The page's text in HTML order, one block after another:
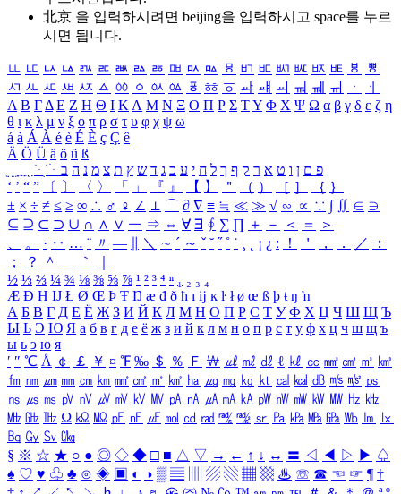
北京 을 입력하시려면 beijing을 입력하시고 space를 누르
시면 됩니다.
ㅥ ㅦ ㅧ ㅨ ㅩ ㅪ ㅫ ㅬ ㅭ ㅮ ㅯ ㅰ ㅱ ㅲ ㅳ ㅴ ㅵ ㅶ ㅷ ㅸ
ㅹ
ㅺ ㅻ ㅼ ㅽ ㅾ ㅿ ㆀ ㆁ ㆂ ㆃ ㆄ ㆅ ㆆ ㆇ ㆈ ㆉ ㆊ ㆋ ㆌ ㆍ
ㆎ
Α Β ΓΔ Ε Ζ Η Θ Ι ΚΛ Μ Ν Ξ Ο Π Ρ Σ ΤΥ Φ Χ Ψ Ω α β γ δ ε ζ η
θ ι κ λ μ ν ξ ο π ρ σ τ υ φ χ ψ ω
á à Á À é è É È ç Ç ê
Ä Ö Ü ä ö ü ß
ִֶֹ ֻּ ׁׂ פ ם ן ו ט א ר ק ף ך ל ח י ע כ ג ד ש ץ ת צ מ נ ה ב
‘ ’ “ ” 〔 〕 〈 〉 「 」 『 』 【 】 ＂ （ ） ［ ］ ｛ ｝
± × ÷ ≠ ≤ ≥ ∞ ∴ ♂ ♀ ∠ ⊥ ⌒ ∂ ∇ ≡ ≒ ≪ ≫ √ ∽ ∝ ∵ ∫ ∬ ∈ ∋
⊆ ⊇ ⊂ ⊃ ∪ ∩ ∧ ∨ ￢ ⇒ ⇔ ∀ ∃ ∮ ∑ ∏ ＋ － ＜ ＝
＞
、
。 · ‥ … ¨ 〃 ― ＼ ∼ ´ ～ ˇ ˘ ˝ ˚ ˙ ¸ ¡ ¿ ː ！ ＇ ， ． ／
：
；
？ ＾ ｀
½ ⅓ ⅔ ¼ ¾ ⅛ ⅜ ⅝ ⅞ ¹ ² ³ ⁴ ⁿ ₁ ₂ ₃ ₄
Æ Ð Ħ Ĳ Ł Ø Œ Þ Ŧ Ŋ æ đ ð ħ ı ĳ ĸ ŀ ł ø œ ß þ ŧ ŋ ŉ
А Б В Г Д Е Ё Ж З И Й К Л М Н О П Р С Т У Ф Х Ц Ч Ш Щ Ъ
Ы Ь Э Ю Я а б в г д е ё ж з и й к л м н о п р с т у ф х ц ч ш щ ъ
ы ь э ю я
′ ″ ℃ Å ￠ ￡ ￥ ¤ ℉ ‰ ＄ ％ Ｆ ￦ ㎕ ㎖ ㎗ ℓ ㎘ ㏄ ㎣ ㎤ ㎥ ㎦
㎙ ㎚ ㎛ ㎜ ㎝ ㎞ ㎟ ㎠ ㎡ ㎢ ㏊ ㎍ ㎎ ㎏ ㏏ ㎈ ㎉ ㏈ ㎧ ㎨ ㎰
㎱ ㎲ ㎳ ㎴ ㎵ ㎶ ㎷ ㎸ ㎹ ㎀ ㎁ ㎂ ㎃ ㎄ ㎺ ㎻ ㎽ ㎾ ㎿ ㎐ ㎑
㎒ ㎓ ㎔ Ω ㏀ ㏁ ㎊ ㎋ ㎌ ㏖ ㏅ ㎭ ㎮ ㎯ ㏛ ㎩ ㎪ ㎫ ㎬ ㏝ ㏐
㏓
㏃ ㏉ ㏜ ㏆
§ ※ ☆ ★ ○ ● ◎ ◇ ◆ □ ■ △ ▽ → ← ↑ ↓ ↔ 〓 ◁ ◀ ▷ ▶ ♤
♠ ♡ ♥ ♧ ♣ ⊙ ◈ ▣ ◐ ◑ ▒ ▤ ▨ ▧ ▦ ▩ ♨ ☏ ☎ ☜ ☞ ¶ †